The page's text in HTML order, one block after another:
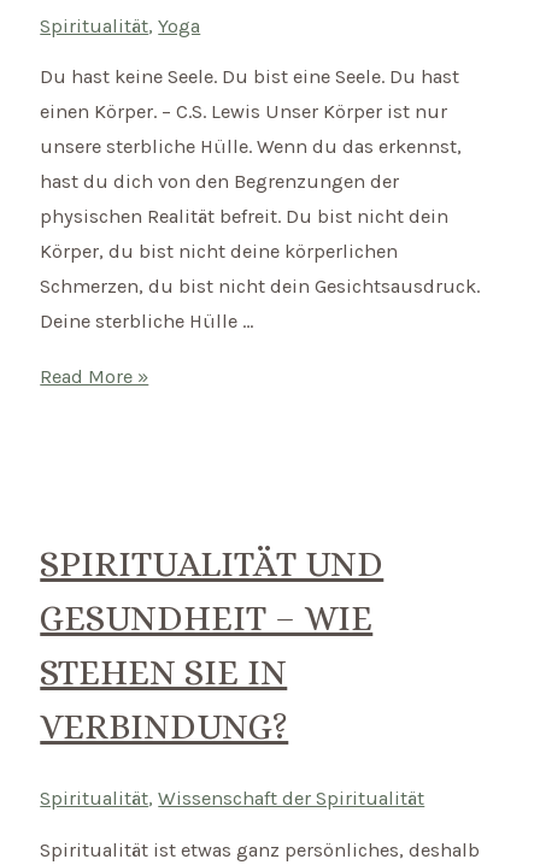
wirklich
Spiritualität,Yoga
Du hast keine Seele. Du bist eine Seele. Du hast
einen Körper. – C.S. Lewis Unser Körper ist nur
unsere sterbliche Hülle. Wenn du das erkennst,
hast du dich von den Begrenzungen der
physischen Realität befreit. Du bist nicht dein
Körper, du bist nicht deine körperlichen
Schmerzen, du bist nicht dein Gesichtsausdruck.
Deine sterbliche Hülle …
Mantra
nicht
mein
Körper,
mein
Geist
oder
Emotionen
Read More »
SPIRITUALITÄT UND
GESUNDHEIT – WIE
STEHEN SIE IN
VERBINDUNG?
Spiritualität,Wissenschaft der Spiritualität
Spiritualität ist etwas ganz persönliches, deshalb